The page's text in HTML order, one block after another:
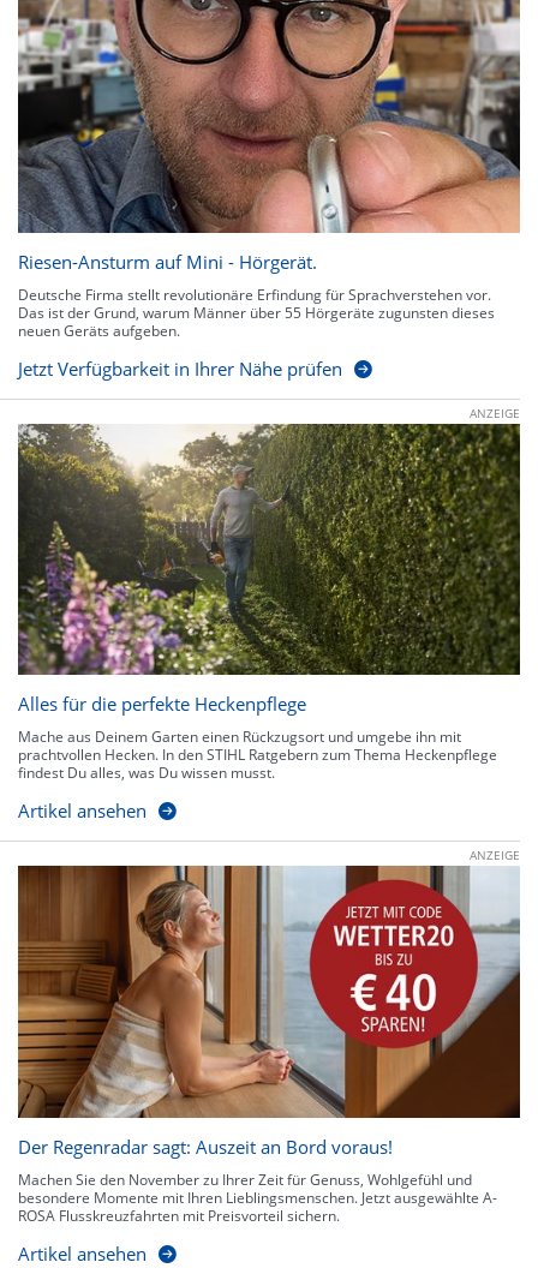
Riesen-Ansturm auf Mini - Hörgerät.
Deutsche Firma stellt revolutionäre Erfindung für Sprachverstehen vor.
Das ist der Grund, warum Männer über 55 Hörgeräte zugunsten dieses
neuen Geräts aufgeben.
Jetzt Verfügbarkeit in Ihrer Nähe prüfen
ANZEIGE
Alles für die perfekte Heckenpflege
Mache aus Deinem Garten einen Rückzugsort und umgebe ihn mit
prachtvollen Hecken. In den STIHL Ratgebern zum Thema Heckenpflege
findest Du alles, was Du wissen musst.
Artikel ansehen
ANZEIGE
Der Regenradar sagt: Auszeit an Bord voraus!
Machen Sie den November zu Ihrer Zeit für Genuss, Wohlgefühl und
besondere Momente mit Ihren Lieblingsmenschen. Jetzt ausgewählte A-
ROSA Flusskreuzfahrten mit Preisvorteil sichern.
Artikel ansehen